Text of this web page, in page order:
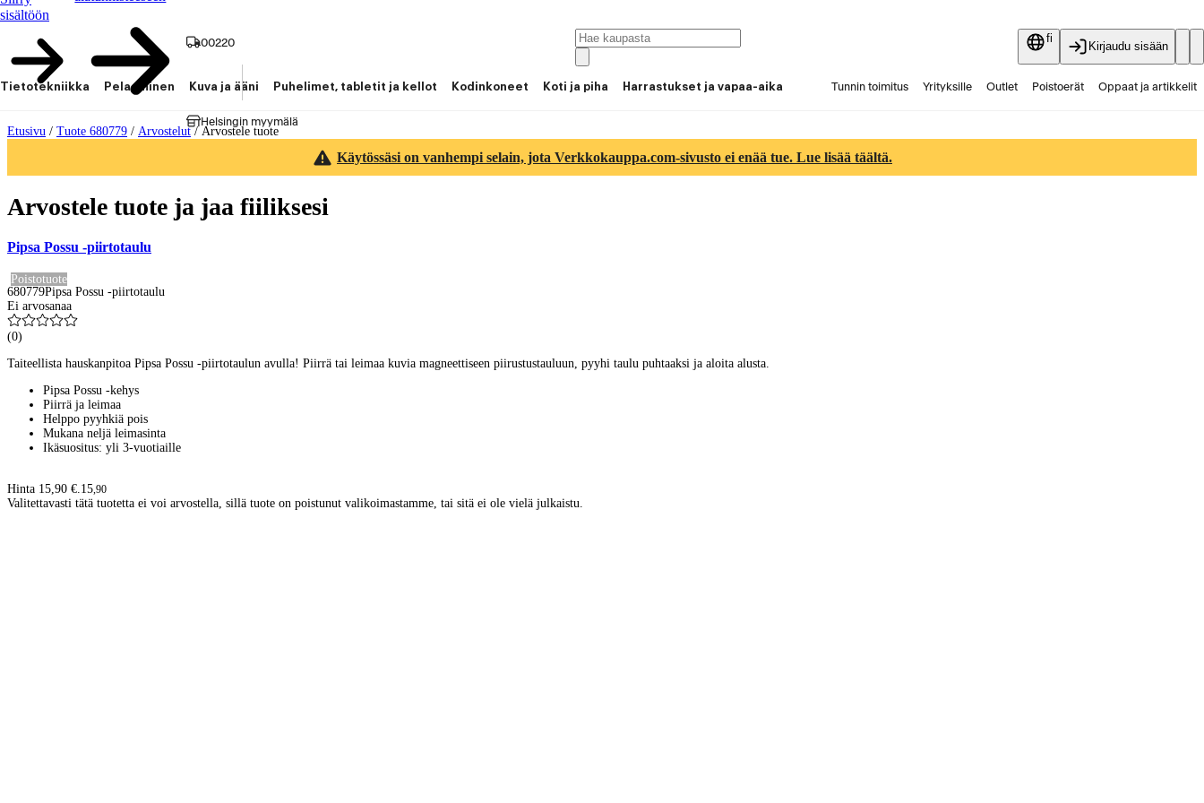
sisältöön
00220
Helsingin myymälä
fi
Kirjaudu sisään
Tietotekniikka Pelaaminen Kuva ja ääni Puhelimet, tabletit ja kellot Kodinkoneet Koti ja piha Harrastukset ja vapaa-aika Tunnin toimitus Yrityksille Outlet Poistoerät Oppaat ja artikkelit
Etusivu / Tuote 680779 / Arvostelut/ Arvostele tuote
Käytössäsi on vanhempi selain, jota Verkkokauppa.com-sivusto ei enää tue. Lue lisää täältä.
Arvostele tuote ja jaa fiiliksesi
Pipsa Possu -piirtotaulu
Poistotuote
680779Pipsa Possu -piirtotaulu
Ei arvosanaa
(0)
Taiteellista hauskanpitoa Pipsa Possu -piirtotaulun avulla! Piirrä tai leimaa kuvia magneettiseen piirustustauluun, pyyhi taulu puhtaaksi ja aloita alusta.
Pipsa Possu -kehys
Piirrä ja leimaa
Helppo pyyhkiä pois
Mukana neljä leimasinta
Ikäsuositus: yli 3-vuotiaille
Hinta 15,90 €.15,90
Valitettavasti tätä tuotetta ei voi arvostella, sillä tuote on poistunut valikoimastamme, tai sitä ei ole vielä julkaistu.